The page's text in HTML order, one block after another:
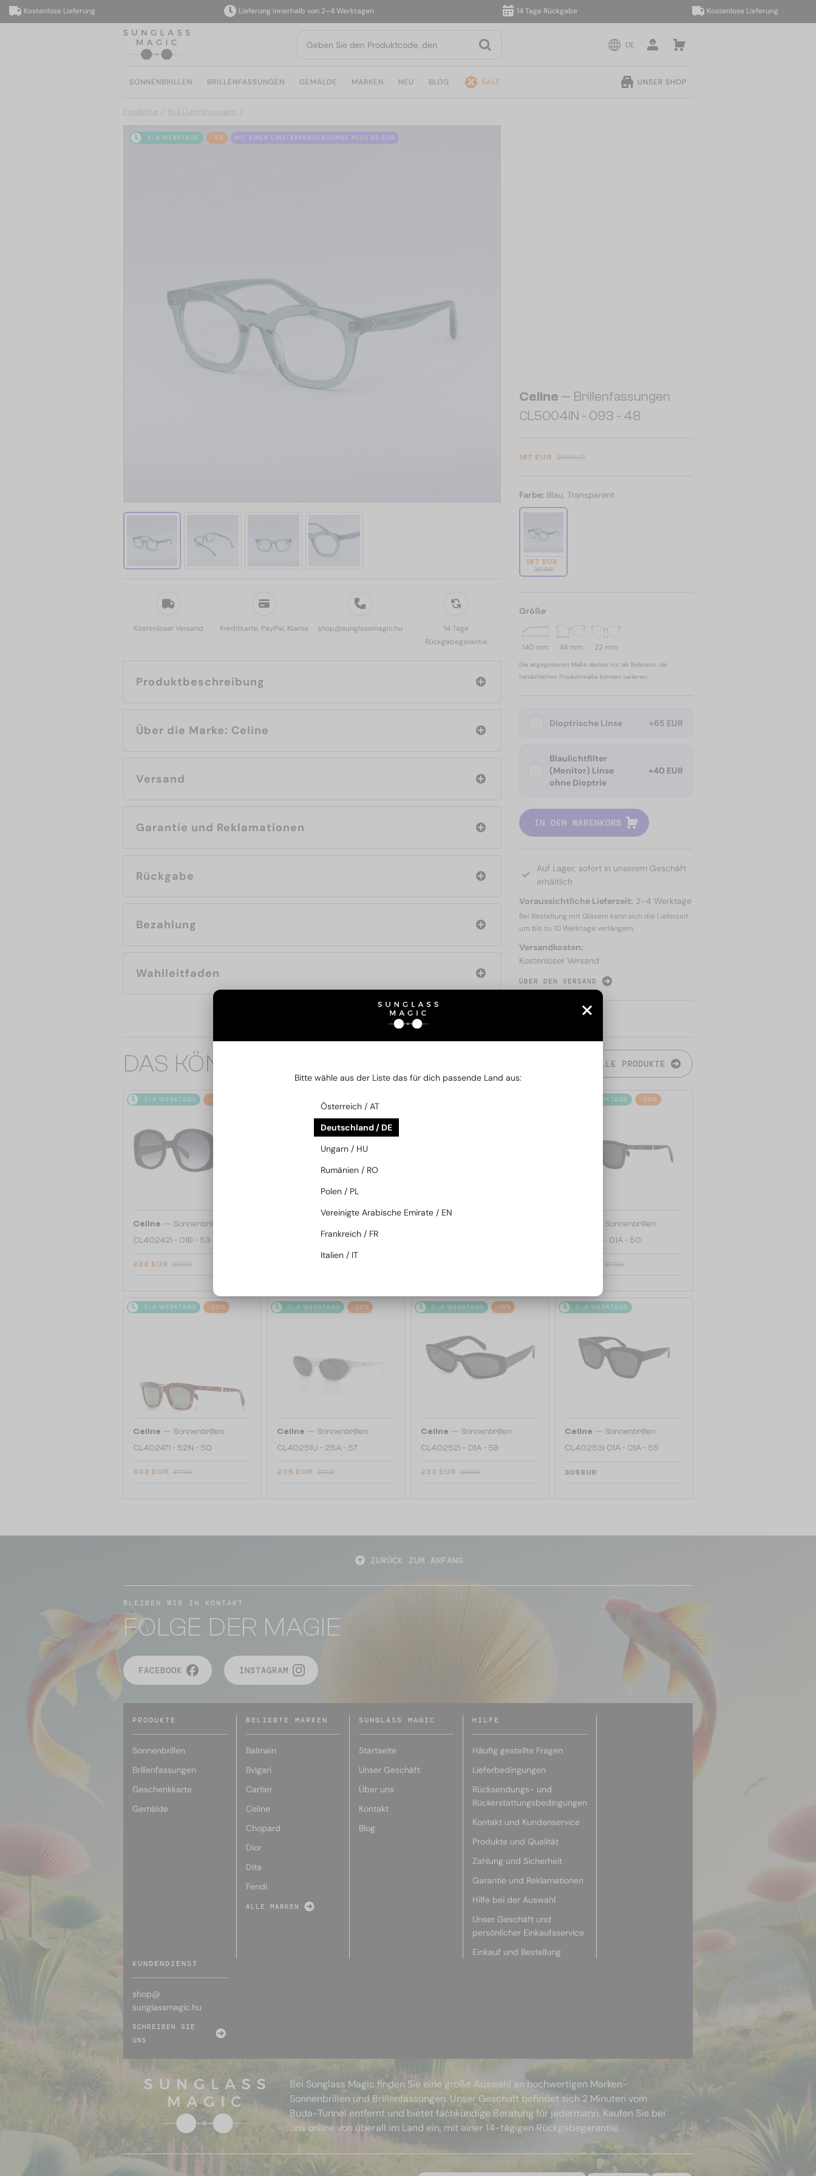
Kostenlose Lieferung Lieferung innerhalb von 2–4 Werktagen 14 Tage Rückgabe Kostenlose Lieferung
DE
SONNENBRILLEN BRILLENFASSUNGEN GEMÄLDE MARKEN NEU BLOG SALE UNSER SHOP
Produkte Brillenfassungen
2-4 WERKTAGE -9% MIT EINER EINSTÄRKENGLASLINSE PLUS 65 EUR
Kostenloser Versand Kreditkarte, PayPal, Klarna shop@sunglassmagic.hu
14 Tage
Rückgabegarantie
Produktbeschreibung
Über die Marke: Celine
Versand
Garantie und Reklamationen
Rückgabe
Bezahlung
Wahlleitfaden
Celine — Brillenfassungen
CL5004IN - 093 - 48
187 EUR 206 EUR
Farbe: Blau, Transparent
187 EUR
206 EUR
Größe
140 mm 48 mm 22 mm
Die angegebenen Maße dienen nur als Referenz; die
tatsächlichen Produktmaße können variieren.
Dioptrische Linse +65 EUR
Blaulichtfilter
(Monitor) Linse
ohne Dioptrie
+40 EUR
IN DEN WARENKORB
Auf Lager, sofort in unserem Geschäft
erhältlich
Voraussichtliche Lieferzeit: 2–4 Werktage
Bei Bestellung mit Gläsern kann sich die Lieferzeit
um bis zu 10 Werktage verlängern.
Versandkosten:
Kostenloser Versand
ÜBER DEN VERSAND
DAS KÖNNTE SIE AUCH INTERESSIEREN ALLE PRODUKTE
2-4 WERKTAGE -20%
Celine — Sonnenbrillen
CL40242I - 01B - 53
232 EUR 290 EUR
CL40246U-Y - 30H - 61
2-4 WERKTAGE -20%
Sonnenbrillen
CL40247I - 01A - 50
377 EUR
2-4 WERKTAGE -20%
Celine — Sonnenbrillen
CL40247I - 52N - 50
302 EUR 377 EUR
2-4 WERKTAGE -25%
Celine — Sonnenbrillen
CL40251U - 25A - 57
205 EUR 271 EUR
2-4 WERKTAGE -18%
Celine — Sonnenbrillen
CL40252I - 01A - 58
233 EUR 286 EUR
2-4 WERKTAGE
Celine — Sonnenbrillen
CL40253I 01A - 01A - 55
309 EUR
ZURÜCK ZUM ANFANG
BLEIBEN WIR IN KONTAKT
FOLGE DER MAGIE
FACEBOOK INSTAGRAM
PRODUKTE
Sonnenbrillen
Brillenfassungen
Geschenkkarte
Gemälde
BELIEBTE MARKEN
Balmain
Bvlgari
Cartier
Celine
Chopard
Dior
Dita
Fendi
ALLE MARKEN
SUNGLASS MAGIC
Startseite
Unser Geschäft
Über uns
Kontakt
Blog
HILFE
Häufig gestellte Fragen
Lieferbedingungen
Rücksendungs- und
Rückerstattungsbedingungen
Kontakt und Kundenservice
Produkte und Qualität
Zahlung und Sicherheit
Garantie und Reklamationen
Hilfe bei der Auswahl
Unser Geschäft und
persönlicher Einkaufsservice
Einkauf und Bestellung
KUNDENDIENST
shop@
sunglassmagic.hu
SCHREIBEN SIE
UNS
Bei Sunglass Magic finden Sie eine große Auswahl an hochwertigen Marken-
Sonnenbrillen und Brillenfassungen. Unser Geschäft befindet sich 2 Minuten vom
Buda-Tunnel entfernt und bietet fachkundige Beratung für jedermann. Kaufen Sie bei
uns online von überall im Land ein, mit einer 14-tägigen Rückgabegarantie.
Bitte wähle aus der Liste das für dich passende Land aus:
Österreich / AT
Deutschland / DE
Ungarn / HU
Rumänien / RO
Polen / PL
Vereinigte Arabische Emirate / EN
Frankreich / FR
Italien / IT